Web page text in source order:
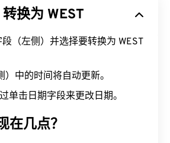
换为 WEST
段（左侧）并选择要转换为 WEST
）中的时间将自动更新。
单击日期字段来更改日期。
在几点？